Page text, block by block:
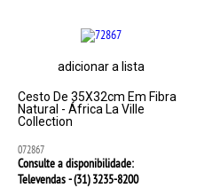
adicionar a lista
Cesto De 35X32cm Em Fibra
Natural - África La Ville
Collection
072867
Consulte a disponibilidade:
Televendas - (31)3235-8200